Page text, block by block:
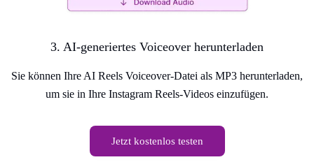
3. AI-generiertes Voiceover herunterladen
Sie können Ihre AI Reels Voiceover-Datei als MP3 herunterladen,
um sie in Ihre Instagram Reels-Videos einzufügen.
Jetzt kostenlos testen